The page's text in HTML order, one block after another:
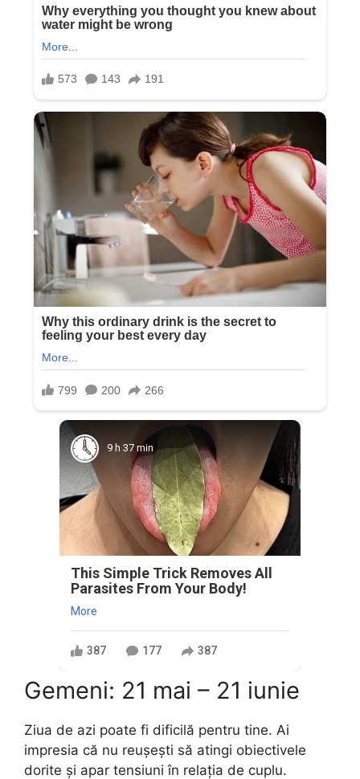
9 h 37 min
This Simple Trick Removes All
Parasites From Your Body!
More
387 177 387
Gemeni: 21 mai – 21 iunie
Ziua de azi poate fi dificilă pentru tine. Ai
impresia că nu reușești să atingi obiectivele
dorite și apar tensiuni în relația de cuplu.